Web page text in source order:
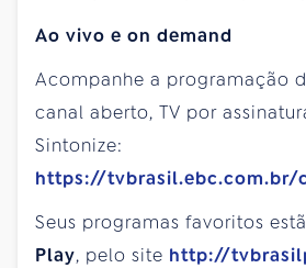
Ao vivo e on demand
Acompanhe a programação
canal aberto, TV por
Sintonize:
https://tvbrasil.ebc.com.br/
Seus programas favoritos
Play, pelo site http://